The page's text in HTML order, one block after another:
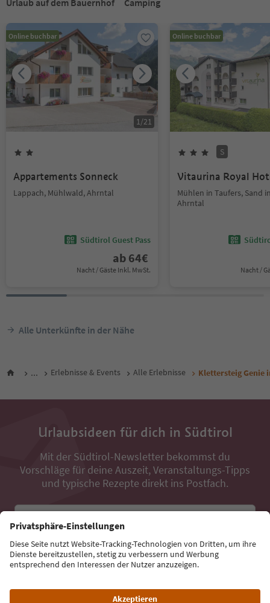
Urlaub auf dem Bauernhof
Camping
Online buchbar
1/21
Appartements Sonneck
Lappach, Mühlwald, Ahrntal
Südtirol Guest Pass
ab 64€
Nacht / Gäste Inkl. MwSt.
Online buchbar
S
Vitaurina Royal
Mühlen in Taufers, Sand
Ahrntal
Nacht /
Alle Unterkünfte in der Nähe
... Erlebnisse & Events Alle Erlebnisse Klettersteig Genie
Urlaubsideen für dich in Südtirol
Mit der Südtirol-Newsletter bekommst du
Vorschläge für deine Auszeit, Veranstaltungs-Tipps
und typische Rezepte direkt ins Postfach.
Jetzt anmelden